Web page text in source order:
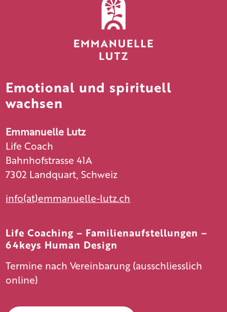
Emotional und spirituell
wachsen
Emmanuelle Lutz
Life Coach
Bahnhofstrasse 41A
7302 Landquart, Schweiz
info(at)emmanuelle-lutz.ch
Life Coaching – Familienaufstellungen –
64keys Human Design
Termine nach Vereinbarung (ausschliesslich
online)